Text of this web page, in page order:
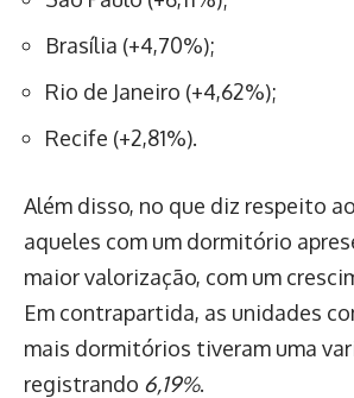
Brasília (+4,70%);
Rio de Janeiro (+4,62%);
Recife (+2,81%).
Além disso, no que diz respeito
aqueles com um dormitório
maior valorização, com um
Em contrapartida, as unidades
mais dormitórios tiveram uma
registrando 6,19%.